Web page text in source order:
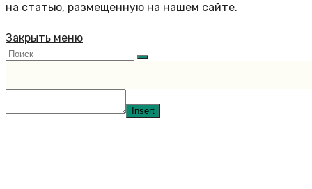
на статью, размещенную на нашем сайте.
Закрыть меню
Insert